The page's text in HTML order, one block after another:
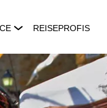
REISEPROFIS